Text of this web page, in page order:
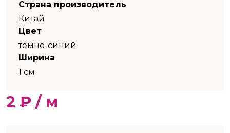
Страна производитель
Китай
Цвет
тёмно-синий
Ширина
1 см
2 ₽ / м